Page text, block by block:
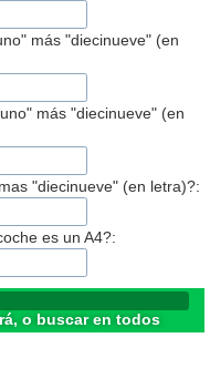
más "diecinueve" (en
más "diecinueve" (en
"diecinueve" (en letra)?:
es un A4?:
o buscar en todos